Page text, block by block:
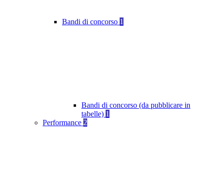
Bandi di concorso 1
Bandi di concorso (da pubblicare in
tabelle) 1
Performance 2